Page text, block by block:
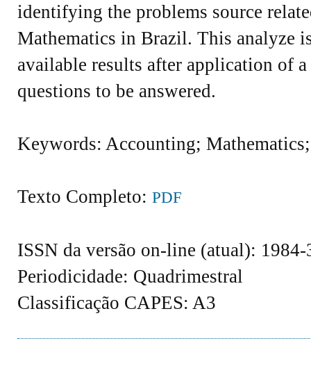
identifying the problems source
Mathematics in Brazil. This analyze
available results after application of a
questions to be answered.
Keywords: Accounting;
Texto Completo: PDF
ISSN da versão on-line (atual): 1984-
Periodicidade: Quadrimestral
Classificação CAPES: A3